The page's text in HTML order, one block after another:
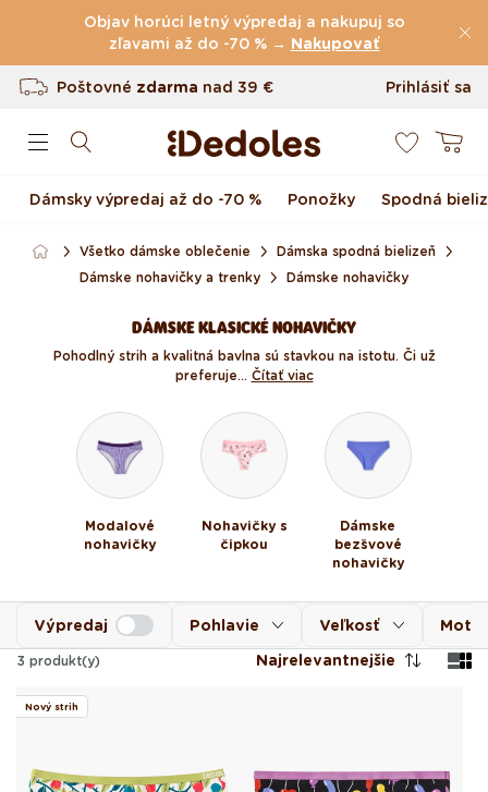
Preskočiť na obsah
Objav horúci letný výpredaj a nakupuj so
zľavami až do -70 % → Nakupovať
(60.227 Recenzie)
Poštovné zdarma nad 39 €
Vrátenie tovaru až do 100 dní
Prihlásiť sa
Košík
Dámsky výpredaj až do -70 % Ponožky Spodná
Všetko dámske oblečenie
Dámska spodná bielizeň
Dámske nohavičky a trenky
Dámske nohavičky
DÁMSKE KLASICKÉ NOHAVIČKY
Pohodlný strih a kvalitná bavlna sú stavkou na istotu. Či už
preferuje... Čítať viac
Modalové
nohavičky
Nohavičky s
čipkou
Dámske
bezšvové
nohavičky
Pohlavie Veľkosť Motív
Výpredaj
3 produkt(y) Najrelevantnejšie
Nový strih